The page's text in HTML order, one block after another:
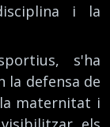
i la
s'ha
la defensa de
maternitat i